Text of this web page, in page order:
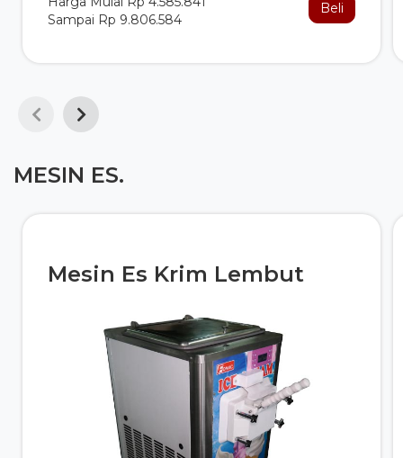
Sampai Rp 9.806.584
Beli
MESIN ES.
Mesin Es Krim Lembut